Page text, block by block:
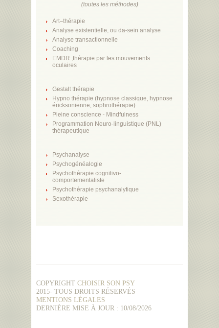
(toutes les méthodes)
Art–thérapie
Analyse existentielle, ou da-sein analyse
Analyse transactionnelle
Coaching
EMDR ,thérapie par les mouvements
oculaires
Gestalt thérapie
Hypno thérapie (hypnose classique, hypnose
éricksonienne, sophrothérapie)
Pleine conscience - Mindfulness
Programmation Neuro-linguistique (PNL)
thérapeutique
Psychanalyse
Psychogénéalogie
Psychothérapie cognitivo-
comportementaliste
Psychothérapie psychanalytique
Sexothérapie
COPYRIGHT CHOISIR SON PSY
2015- TOUS DROITS RÉSERVÉS
MENTIONS LÉGALES
DERNIÈRE MISE À JOUR : 10/08/2026